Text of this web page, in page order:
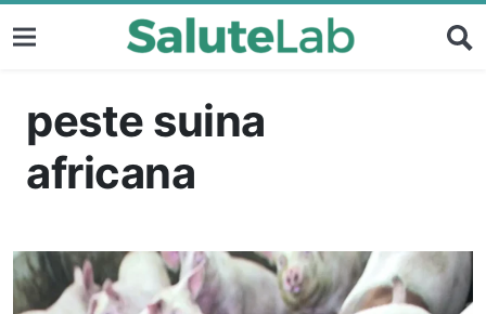
peste suina
africana